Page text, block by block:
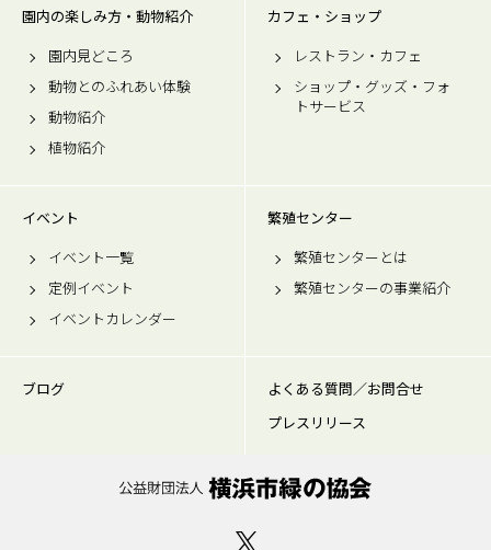
園内の楽しみ方・動物紹介
園内見どころ
動物とのふれあい体験
動物紹介
植物紹介
カフェ・ショップ
レストラン・カフェ
ショップ・グッズ・フォ
トサービス
イベント
イベント一覧
定例イベント
イベントカレンダー
繁殖センター
繁殖センターとは
繁殖センターの事業紹介
ブログ
よくある質問／お問合せ
プレスリリース